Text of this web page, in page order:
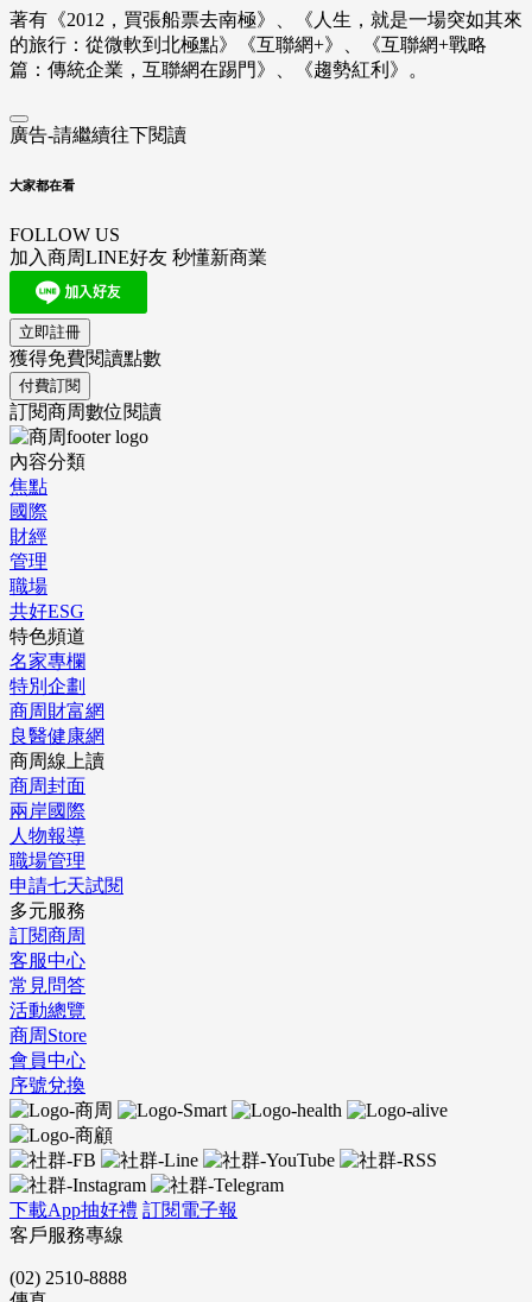
著有《2012，買張船票去南極》、《人生，就是一場突如其來
的旅行：從微軟到北極點》《互聯網+》、《互聯網+戰略
篇：傳統企業，互聯網在踢門》、《趨勢紅利》。
廣告-請繼續往下閱讀
大家都在看
FOLLOW US
加入商周LINE好友 秒懂新商業
立即註冊
獲得免費閱讀點數
付費訂閱
訂閱商周數位閱讀
內容分類
焦點
國際
財經
管理
職場
共好ESG
特色頻道
名家專欄
特別企劃
商周財富網
良醫健康網
商周線上讀
商周封面
兩岸國際
人物報導
職場管理
申請七天試閱
多元服務
訂閱商周
客服中心
常見問答
活動總覽
商周Store
會員中心
序號兌換
下載App抽好禮 訂閱電子報
客戶服務專線
(02) 2510-8888